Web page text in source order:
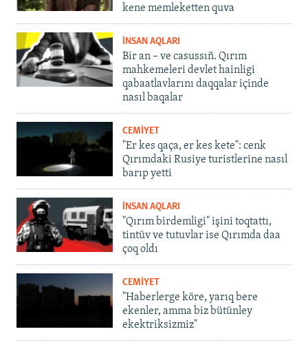
kene memleketten quva
İNSAN AQLARI
Bir an – ve casussıñ. Qırım
mahkemeleri devlet hainligi
qabaatlavlarını daqqalar içinde
nasıl baqalar
CEMİYET
"Er kes qaça, er kes kete": cenk
Qırımdaki Rusiye turistlerine nasıl
barıp yetti
İNSAN AQLARI
"Qırım birdemligi" işini toqtattı,
tintüv ve tutuvlar ise Qırımda daa
çoq oldı
CEMİYET
"Haberlerge köre, yarıq bere
ekenler, amma biz bütünley
ekektriksizmiz"